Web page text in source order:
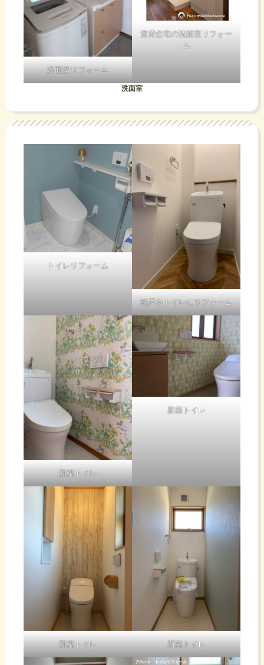
洗面室リフォーム
賃貸住宅の洗面室リフォー
ム
洗面室
トイレリフォーム
納戸をトイレにリフォーム
新築トイレ
新築トイレ
新築トイレ 新築トイレ